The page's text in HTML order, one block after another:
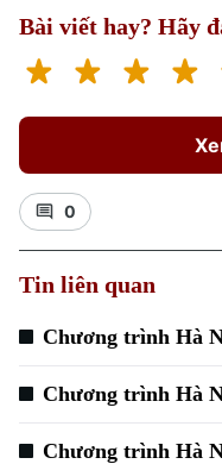
Xu hướng
Bài viết hay? Hãy
0
Tin liên quan
Chương trình Hà
Chương trình Hà
Chương trình Hà